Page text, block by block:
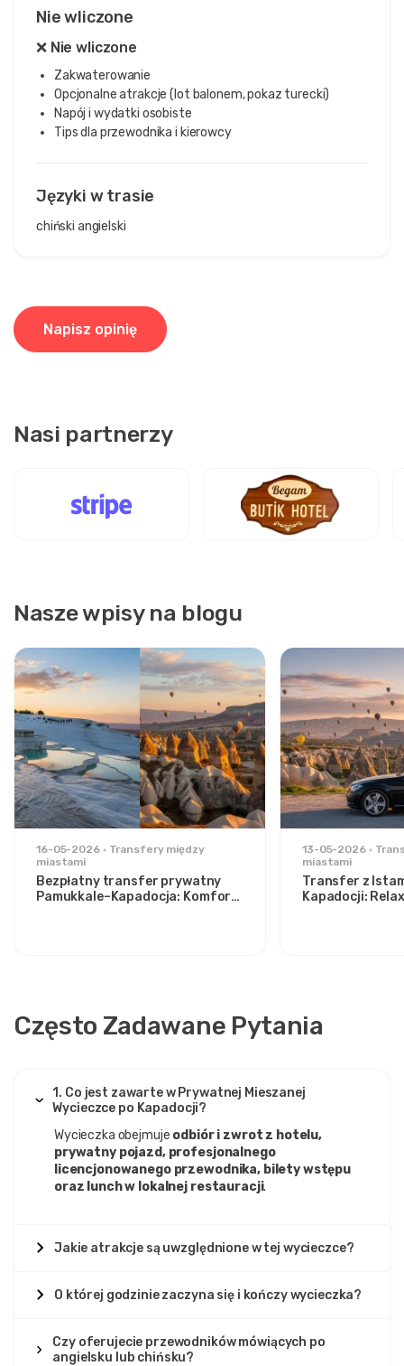
Nie wliczone
❌ Nie wliczone
Zakwaterowanie
Opcjonalne atrakcje (lot balonem, pokaz turecki)
Napój i wydatki osobiste
Tips dla przewodnika i kierowcy
Języki w trasie
chiński angielski
Napisz opinię
Nasi partnerzy
Nasze wpisy na blogu
16-05-2026
Transfery między
miastami
Bezpłatny transfer prywatny
Pamukkale–Kapadocja: Komfort
13-05-2026
miastami
Transfer z
Kapadocji:
Często Zadawane Pytania
1. Co jest zawarte w Prywatnej Mieszanej
Wycieczce po Kapadocji?
Wycieczka obejmuje odbiór i zwrot z hotelu,
prywatny pojazd, profesjonalnego
licencjonowanego przewodnika, bilety wstępu
oraz lunch w lokalnej restauracji.
Jakie atrakcje są uwzględnione w tej wycieczce?
O której godzinie zaczyna się i kończy wycieczka?
Czy oferujecie przewodników mówiących po
angielsku lub chińsku?